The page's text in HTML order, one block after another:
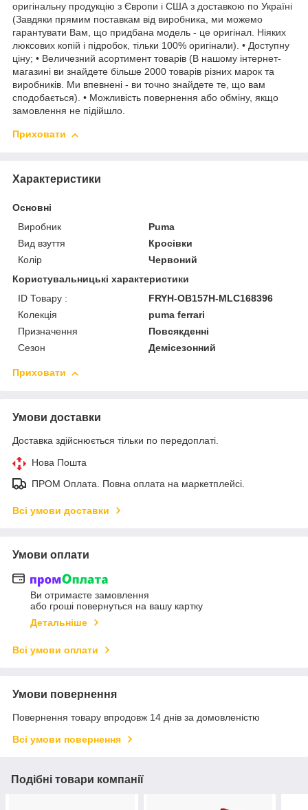
оригінальну продукцію з Європи і США з доставкою по Україні
(Завдяки прямим поставкам від виробника, ми можемо
гарантувати Вам, що придбана модель - це оригінал. Ніяких
люксових копій і підробок, тільки 100% оригінали). • Доступну
ціну; • Величезний асортимент товарів (В нашому інтернет-
магазині ви знайдете більше 2000 товарів різних марок та
виробників. Ми впевнені - ви точно знайдете те, що вам
сподобається). • Можливість повернення або обміну, якщо
замовлення не підійшло.
Приховати
Характеристики
Основні
Виробник
Puma
Вид взуття
Кросівки
Колір
Червоний
Користувальницькі характеристики
ID Товару :
FRYH-OB157H-MLC168396
Колекція
puma ferrari
Призначення
Повсякденні
Сезон
Демісезонний
Приховати
Умови доставки
Доставка здійснюється тільки по передоплаті.
Нова Пошта
ПРОМ Оплата. Повна оплата на маркетплейсі.
Всі умови доставки
Умови оплати
Ви отримаєте замовлення
або гроші повернуться на вашу картку
Детальніше
Всі умови оплати
Умови повернення
Повернення товару впродовж 14 днів за домовленістю
Всі умови повернення
Подібні товари компанії